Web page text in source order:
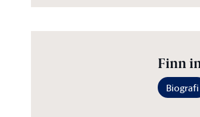
Finn
Biografi